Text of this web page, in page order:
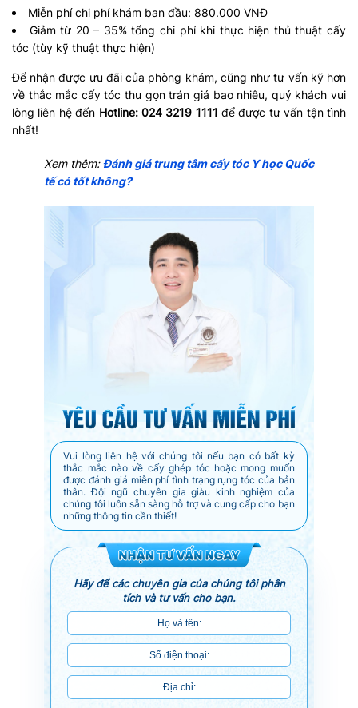
Miễn phí chi phí khám ban đầu: 880.000 VNĐ
Giảm từ 20 – 35% tổng chi phí khi thực hiện thủ thuật cấy
tóc (tùy kỹ thuật thực hiện)
Để nhận được ưu đãi của phòng khám, cũng như tư vấn kỹ hơn
về thắc mắc cấy tóc thu gọn trán giá bao nhiêu, quý khách vui
lòng liên hệ đến Hotline: 024 3219 1111 để được tư vấn tận tình
nhất!
Xem thêm:Đánh giá trung tâm cấy tóc Y học Quốc
tế có tốt không?
Vui lòng liên hệ với chúng tôi nếu bạn có bất kỳ
thắc mắc nào về cấy ghép tóc hoặc mong muốn
được đánh giá miễn phí tình trạng rụng tóc của bản
thân. Đội ngũ chuyên gia giàu kinh nghiệm của
chúng tôi luôn sẵn sàng hỗ trợ và cung cấp cho bạn
những thông tin cần thiết!
Hãy để các chuyên gia của chúng tôi phân
tích và tư vấn cho bạn.